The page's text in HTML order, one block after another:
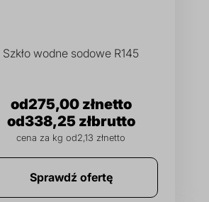
Szkło wodne sodowe R145
338,25 zł
275,00 zł
cena za kg od2,13 zł
Sprawdź ofertę